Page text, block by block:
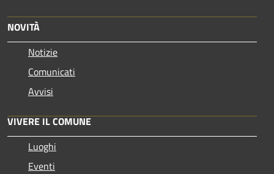
NOVITÀ
Notizie
Comunicati
Avvisi
VIVERE IL COMUNE
Luoghi
Eventi